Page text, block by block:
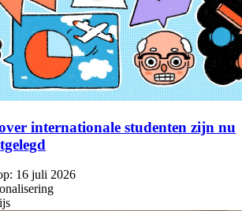
internationale studenten zijn nu
16 juli 2026